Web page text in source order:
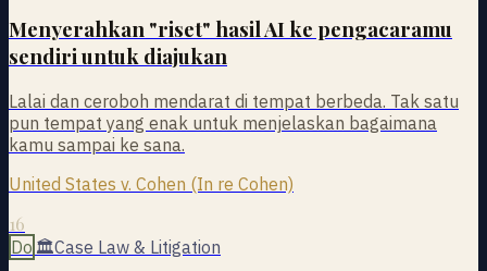
Menyerahkan "riset" hasil AI ke pengacaramu
sendiri untuk diajukan
Lalai dan ceroboh mendarat di tempat berbeda. Tak satu
pun tempat yang enak untuk menjelaskan bagaimana
kamu sampai ke sana.
United States v. Cohen (In re Cohen)
16
Do 🏛Case Law & Litigation